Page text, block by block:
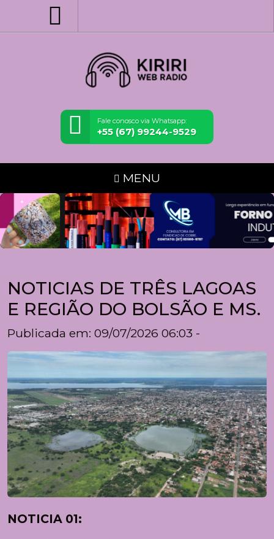
Fale conosco via Whatsapp:
+55 (67) 99244-9529
MENU
NOTICIAS DE TRÊS LAGOAS
E REGIÃO DO BOLSÃO E MS.
Publicada em: 09/07/2026 06:03 -
NOTICIA 01: